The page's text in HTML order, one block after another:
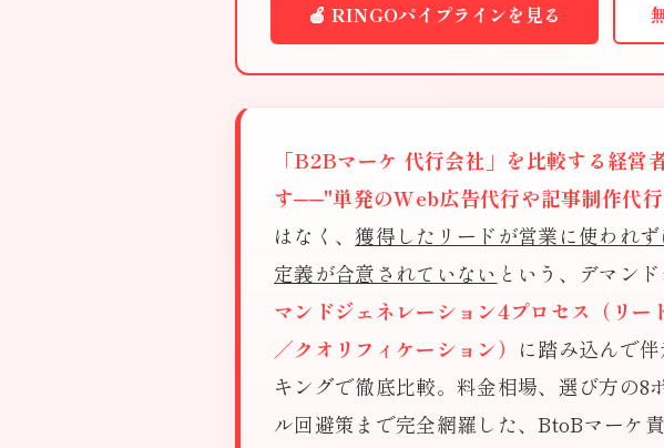
🍎 RINGOパイプラインを見る
「B2Bマーケ 代行会社」を比較する経営
す──"単発のWeb広告代行や記事制作代行
はなく、獲得したリードが営業に使われ
定義が合意されていない という、デマン
マンドジェネレーション4プロセス（リ
／クオリフィケーション） に踏み込んで
キングで徹底比較。料金相場、選び方の
ル回避策まで完全網羅した、BtoBマーケ